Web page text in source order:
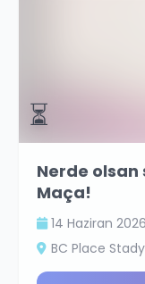
⏳
Nerde olsan
Maça!
14 Haziran 2026
BC Place